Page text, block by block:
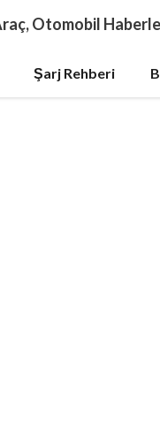
Otomobil
Şarj Rehberi